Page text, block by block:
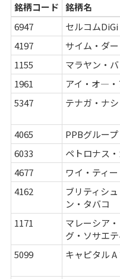
銘柄コード 銘柄名
6947
セルコムDiGi
4197
サイム・ダ
1155
マラヤン・
1961
アイ・オ―・
5347
テナガ・ナ
4065 PPBグループ
6033
ペトロナス
4677
ワイ・ティ
4162
ブリティシ
ン・タバコ
1171
マレーシア
グ・ソサエテ
5099 キャピタル A